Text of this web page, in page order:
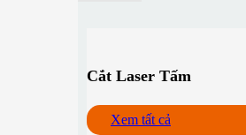
Cắt Laser Tấm
Xem tất cả